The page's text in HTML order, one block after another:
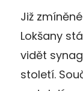
Již
Lokšany
vidět
století.